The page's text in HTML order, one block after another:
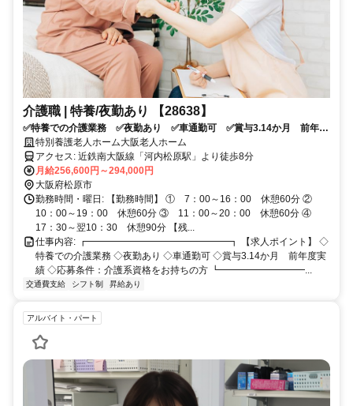
介護職 | 特養/夜勤あり 【28638】
✅特養での介護業務 ✅夜勤あり ✅車通勤可 ✅賞与3.14か月 前年度
実績 ✅応募条件：介護系資格をお持ちの方
特別養護老人ホーム大阪老人ホーム
アクセス: 近鉄南大阪線「河内松原駅」より徒歩8分
月給256,600円～294,000円
大阪府松原市
勤務時間・曜日: 【勤務時間】 ① 7：00～16：00 休憩60分 ②
10：00～19：00 休憩60分 ③ 11：00～20：00 休憩60分 ④
17：30～翌10：30 休憩90分 【残...
仕事内容: ┏━━━━━━━━━━━━━━━┓ 【求人ポイント】 ◇
特養での介護業務 ◇夜勤あり ◇車通勤可 ◇賞与3.14か月 前年度実
績 ◇応募条件：介護系資格をお持ちの方 ┗━━━━━━━━━...
交通費支給 シフト制 昇給あり
アルバイト・パート